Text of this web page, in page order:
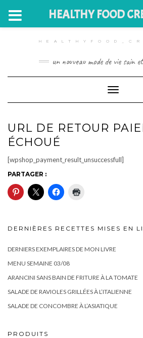
un nouveau mode de vie sain
Toggle
URL DE RETOUR
ÉCHOUÉ
[wpshop_payment_result_unsuccessfull]
PARTAGER :
DERNIÈRES RECETTES MISES EN
DERNIERS EXEMPLAIRES DE MON LIVRE
MENU SEMAINE 03/08
ARANCINI SANS BAIN DE FRITURE À LA TOMATE
SALADE DE RAVIOLES GRILLÉES À L’ITALIENNE
SALADE DE CONCOMBRE À L’ASIATIQUE
PRODUITS
HEALTHY FOOD